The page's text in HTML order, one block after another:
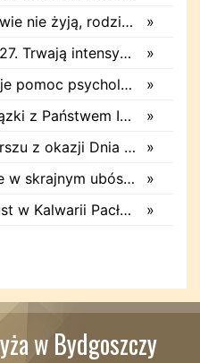
»
Trzylatek i jego dziadkowie nie żyją, rodzice i brat ranni. Rosja znowu zabija ukraińskich cywilów
»
Seul odlicza do ŚDM 2027. Trwają intensywne przygotowania
»
Caritas Polska kontynuuje pomoc psychologiczną dla rodzin i weteranów w Ukrainie
»
104 podejrzanych o związki z Państwem Islamskim
»
Masowe protesty na marszu z okazji Dnia Świętego Kajetana
»
PCK: 364 tys. dzieci żyje w skrajnym ubóstwie; w takich rodzinach nikt nie myśli o wakacjach
»
Od niedzieli Wielki Odpust w Kalwarii Pacławskiej
w Bydgoszczy